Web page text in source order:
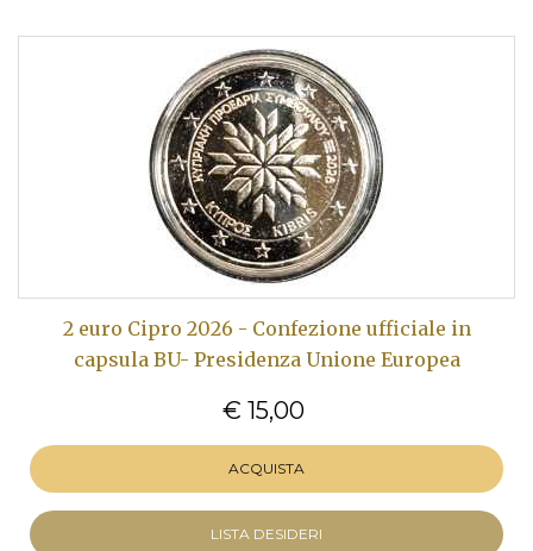
2 euro Cipro 2026 - Confezione ufficiale in
capsula BU- Presidenza Unione Europea
€ 15,00
ACQUISTA
LISTA DESIDERI